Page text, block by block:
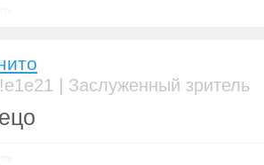
| Заслуженный зритель